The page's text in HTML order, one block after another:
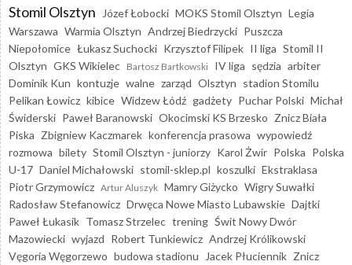
Stomil Olsztyn Józef Łobocki MOKS Stomil Olsztyn Legia
Warszawa Warmia Olsztyn Andrzej Biedrzycki Puszcza
Niepołomice Łukasz Suchocki Krzysztof Filipek II liga Stomil II
Olsztyn GKS Wikielec Bartosz Bartkowski IV liga sędzia arbiter
Dominik Kun kontuzje walne zarząd Olsztyn stadion Stomilu
Pelikan Łowicz kibice Widzew Łódź gadżety Puchar Polski Michał
Świderski Paweł Baranowski Okocimski KS Brzesko Znicz Biała
Piska Zbigniew Kaczmarek konferencja prasowa wypowiedź
rozmowa bilety Stomil Olsztyn - juniorzy Karol Żwir Polska Polska
U-17 Daniel Michałowski stomil-sklep.pl koszulki Ekstraklasa
Piotr Grzymowicz Artur Aluszyk Mamry Giżycko Wigry Suwałki
Radosław Stefanowicz Drwęca Nowe Miasto Lubawskie Dajtki
Paweł Łukasik Tomasz Strzelec trening Świt Nowy Dwór
Mazowiecki wyjazd Robert Tunkiewicz Andrzej Królikowski
Vęgoria Węgorzewo budowa stadionu Jacek Płuciennik Znicz